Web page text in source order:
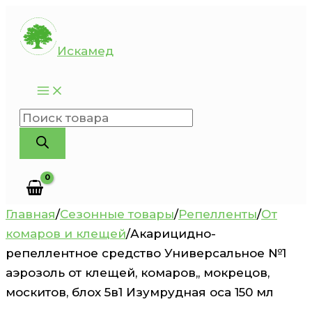
Перейти
содержимому
Искамед
Поиск
товаров
Главная/Сезонные товары/Репелленты/От
комаров и клещей/Акарицидно-
репеллентное средство Универсальное №1
аэрозоль от клещей, комаров,, мокрецов,
москитов, блох 5в1 Изумрудная оса 150 мл